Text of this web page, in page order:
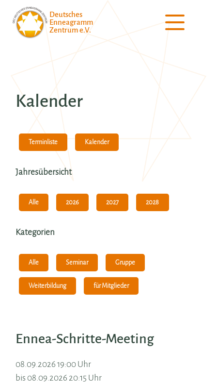
Deutsches
Enneagramm
Zentrum e.V.
Kalender
Terminliste Kalender
Jahresübersicht
Alle 2026 2027 2028
Kategorien
Alle Seminar Gruppe
Weiterbildung für Mitglieder
Ennea-Schritte-Meeting
08.09.2026 19:00 Uhr
bis 08.09.2026 20:15 Uhr